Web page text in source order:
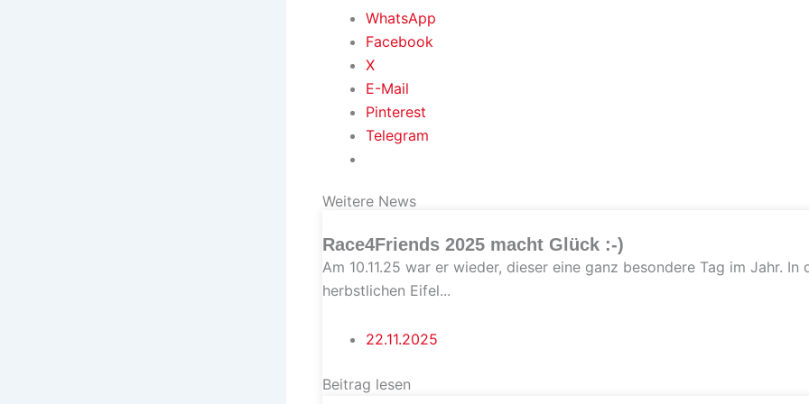
WhatsApp
Facebook
X
E-Mail
Pinterest
Telegram
Weitere News
Race4Friends 2025 macht Glück :-)
Am 10.11.25 war er wieder, dieser eine ganz besondere Tag im Jahr. In
herbstlichen Eifel...
22.11.2025
Beitrag lesen